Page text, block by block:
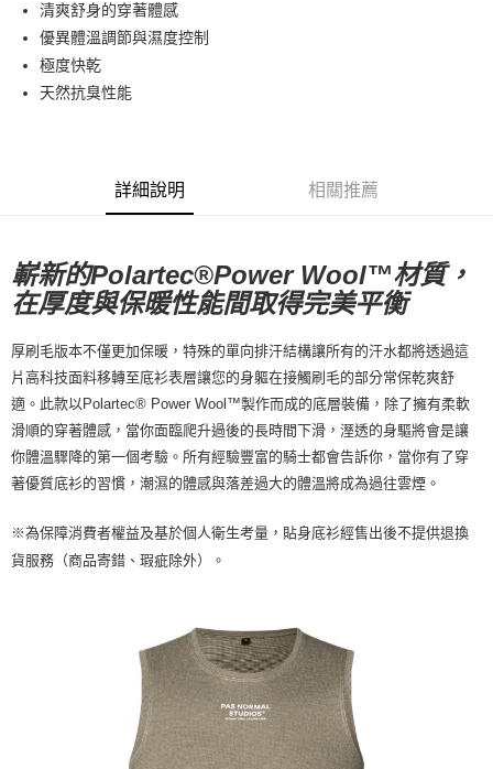
全家店到店
每筆NT$80，滿NT$10,000(含以上)免運費
付款後全家取貨
每筆NT$80，滿NT$10,000(含以上)免運費
宅配
清爽舒身的穿著體感
優異體溫調節與濕度控制
極度快乾
天然抗臭性能
詳細說明 相關推薦
嶄新的Polartec®Power Wool™材質，
在厚度與保暖性能間取得完美平衡
厚刷毛版本不僅更加保暖，特殊的單向排汗結構讓所有的汗水都將透過這
片高科技面料移轉至底衫表層讓您的身軀在接觸刷毛的部分常保乾爽舒
適。此款以Polartec® Power Wool™製作而成的底層裝備，除了擁有柔軟
滑順的穿著體感，當你面臨爬升過後的長時間下滑，溼透的身驅將會是讓
你體溫驟降的第一個考驗。所有經驗豐富的騎士都會告訴你，當你有了穿
著優質底衫的習慣，潮濕的體感與落差過大的體溫將成為過往雲煙。
※為保障消費者權益及基於個人衛生考量，貼身底衫經售出後不提供退換
貨服務（商品寄錯、瑕疵除外）。